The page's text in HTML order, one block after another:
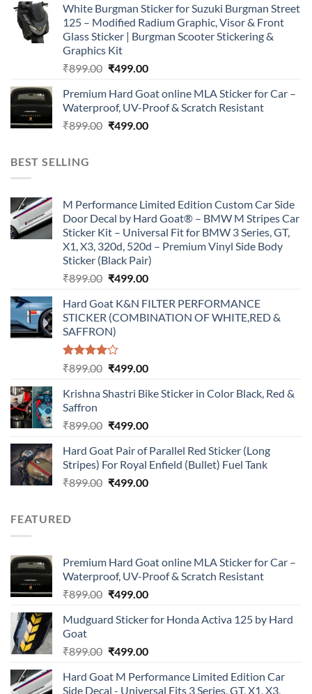
was:
₹899.00.
is:
₹499.00.
White Burgman Sticker for Suzuki Burgman Street
125 – Modified Radium Graphic, Visor & Front
Glass Sticker | Burgman Scooter Stickering &
Graphics Kit
₹899.00 Original
was:
₹899.00.
₹499.00Current
is:
₹499.00.
Premium Hard Goat online MLA Sticker for Car –
Waterproof, UV-Proof & Scratch Resistant
₹899.00 Original
₹499.00Current
BEST SELLING
M Performance Limited Edition Custom Car Side
Door Decal by Hard Goat® – BMW M Stripes Car
Sticker Kit – Universal Fit for BMW 3 Series, GT,
X1, X3, 320d, 520d – Premium Vinyl Side Body
Sticker (Black Pair)
₹899.00 Original
was:
₹899.00.
₹499.00Current
is:
₹499.00.
Hard Goat K&N FILTER PERFORMANCE
STICKER (COMBINATION OF WHITE,RED &
SAFFRON)
Rated
of 5
₹899.00 Original
was:
₹499.00Current
is:
Krishna Shastri Bike Sticker in Color Black, Red &
Saffron
₹899.00 Original
was:
₹899.00.
₹499.00Current
is:
₹499.00.
Hard Goat Pair of Parallel Red Sticker (Long
Stripes) For Royal Enfield (Bullet) Fuel Tank
₹899.00 Original
₹499.00Current
FEATURED
Premium Hard Goat online MLA Sticker for Car –
Waterproof, UV-Proof & Scratch Resistant
₹899.00 Original
was:
₹499.00Current
is:
Mudguard Sticker for Honda Activa 125 by Hard
Goat
₹899.00 Original
was:
₹499.00Current
is:
Hard Goat M Performance Limited Edition Car
Side Decal - Universal Fits 3 Series, GT, X1, X3,